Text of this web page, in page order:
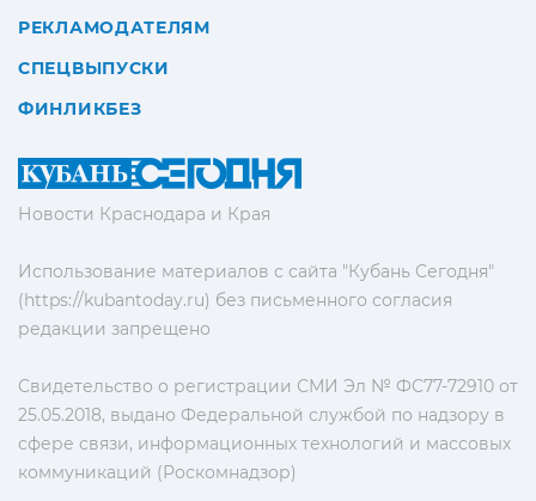
Новости Краснодара и Края
Использование материалов с сайта "Кубань Сегодня"
(https://kubantoday.ru) без письменного согласия
редакции запрещено
Свидетельство о регистрации СМИ Эл № ФС77-72910 от
25.05.2018, выдано Федеральной службой по надзору в
сфере связи, информационных технологий и массовых
коммуникаций (Роскомнадзор)
РЕКЛАМОДАТЕЛЯМ
СПЕЦВЫПУСКИ
ФИНЛИКБЕЗ